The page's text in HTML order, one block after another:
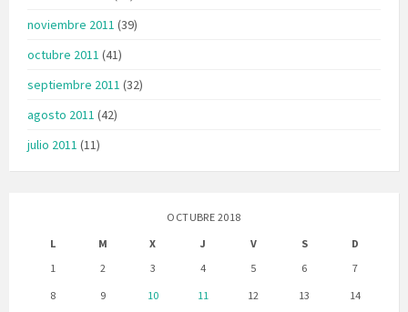
noviembre 2011 (39)
octubre 2011 (41)
septiembre 2011 (32)
agosto 2011 (42)
julio 2011 (11)
OCTUBRE 2018
L
M X J V S
D
1
2 3 4 5 6
7
8
9 10 11 12 13
14